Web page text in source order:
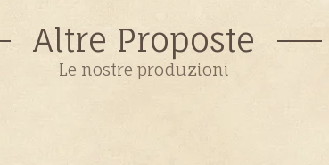
Altre Proposte
Le nostre produzioni